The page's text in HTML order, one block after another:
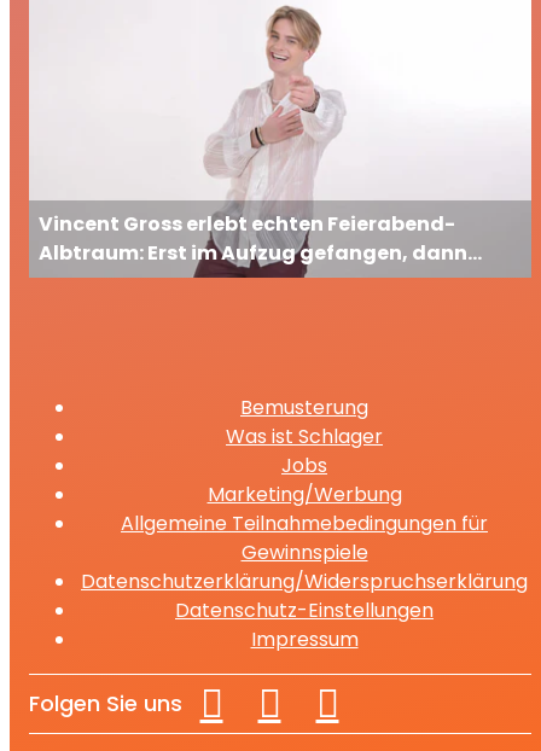
Vincent Gross erlebt echten Feierabend-
Albtraum: Erst im Aufzug gefangen, dann
ausgesperrt
Bemusterung
Was ist Schlager
Jobs
Marketing/Werbung
Allgemeine Teilnahmebedingungen für
Gewinnspiele
Datenschutzerklärung/Widerspruchserklärung
Datenschutz-Einstellungen
Impressum
Folgen Sie uns